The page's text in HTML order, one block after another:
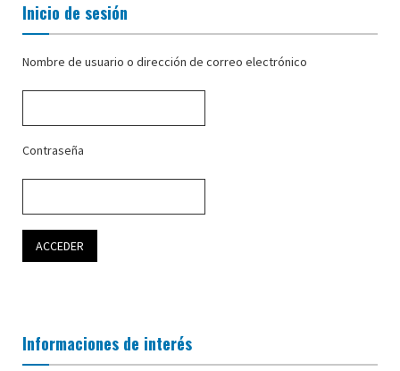
Inicio de sesión
Nombre de usuario o dirección de correo electrónico
Contraseña
Informaciones de interés